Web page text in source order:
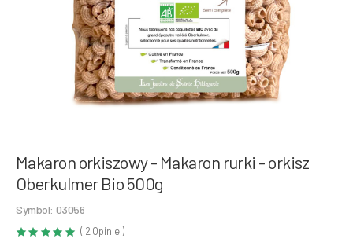
Makaron orkiszowy - Makaron rurki - orkisz
Oberkulmer Bio 500g
Symbol: 03056
( 2 Opinie )